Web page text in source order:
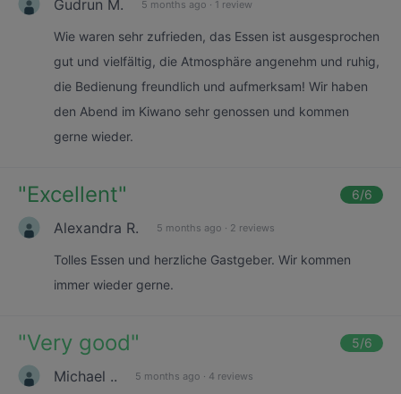
Gudrun M. 5 months ago · 1 review
Wie waren sehr zufrieden, das Essen ist ausgesprochen
gut und vielfältig, die Atmosphäre angenehm und ruhig,
die Bedienung freundlich und aufmerksam! Wir haben
den Abend im Kiwano sehr genossen und kommen
gerne wieder.
"Excellent" 6/6
Alexandra R. 5 months ago · 2 reviews
Tolles Essen und herzliche Gastgeber. Wir kommen
immer wieder gerne.
"Very good" 5/6
Michael .. 5 months ago · 4 reviews